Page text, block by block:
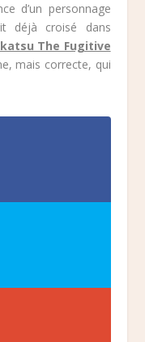
d’un personnage
déjà croisé dans
The Fugitive
mais correcte, qui